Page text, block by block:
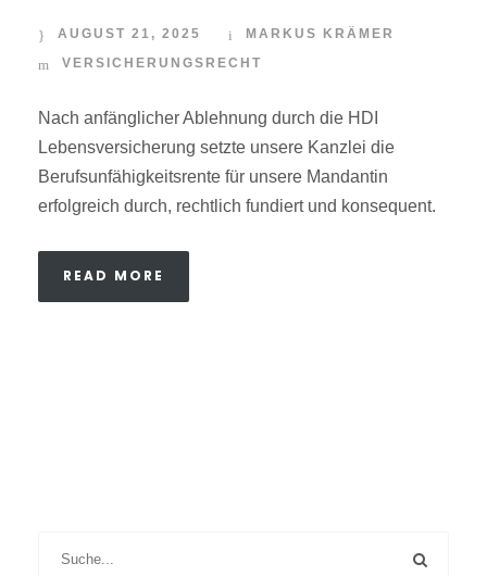
AUGUST 21, 2025
MARKUS KRÄMER
VERSICHERUNGSRECHT
Nach anfänglicher Ablehnung durch die HDI
Lebensversicherung setzte unsere Kanzlei die
Berufsunfähigkeitsrente für unsere Mandantin
erfolgreich durch, rechtlich fundiert und konsequent.
READ MORE